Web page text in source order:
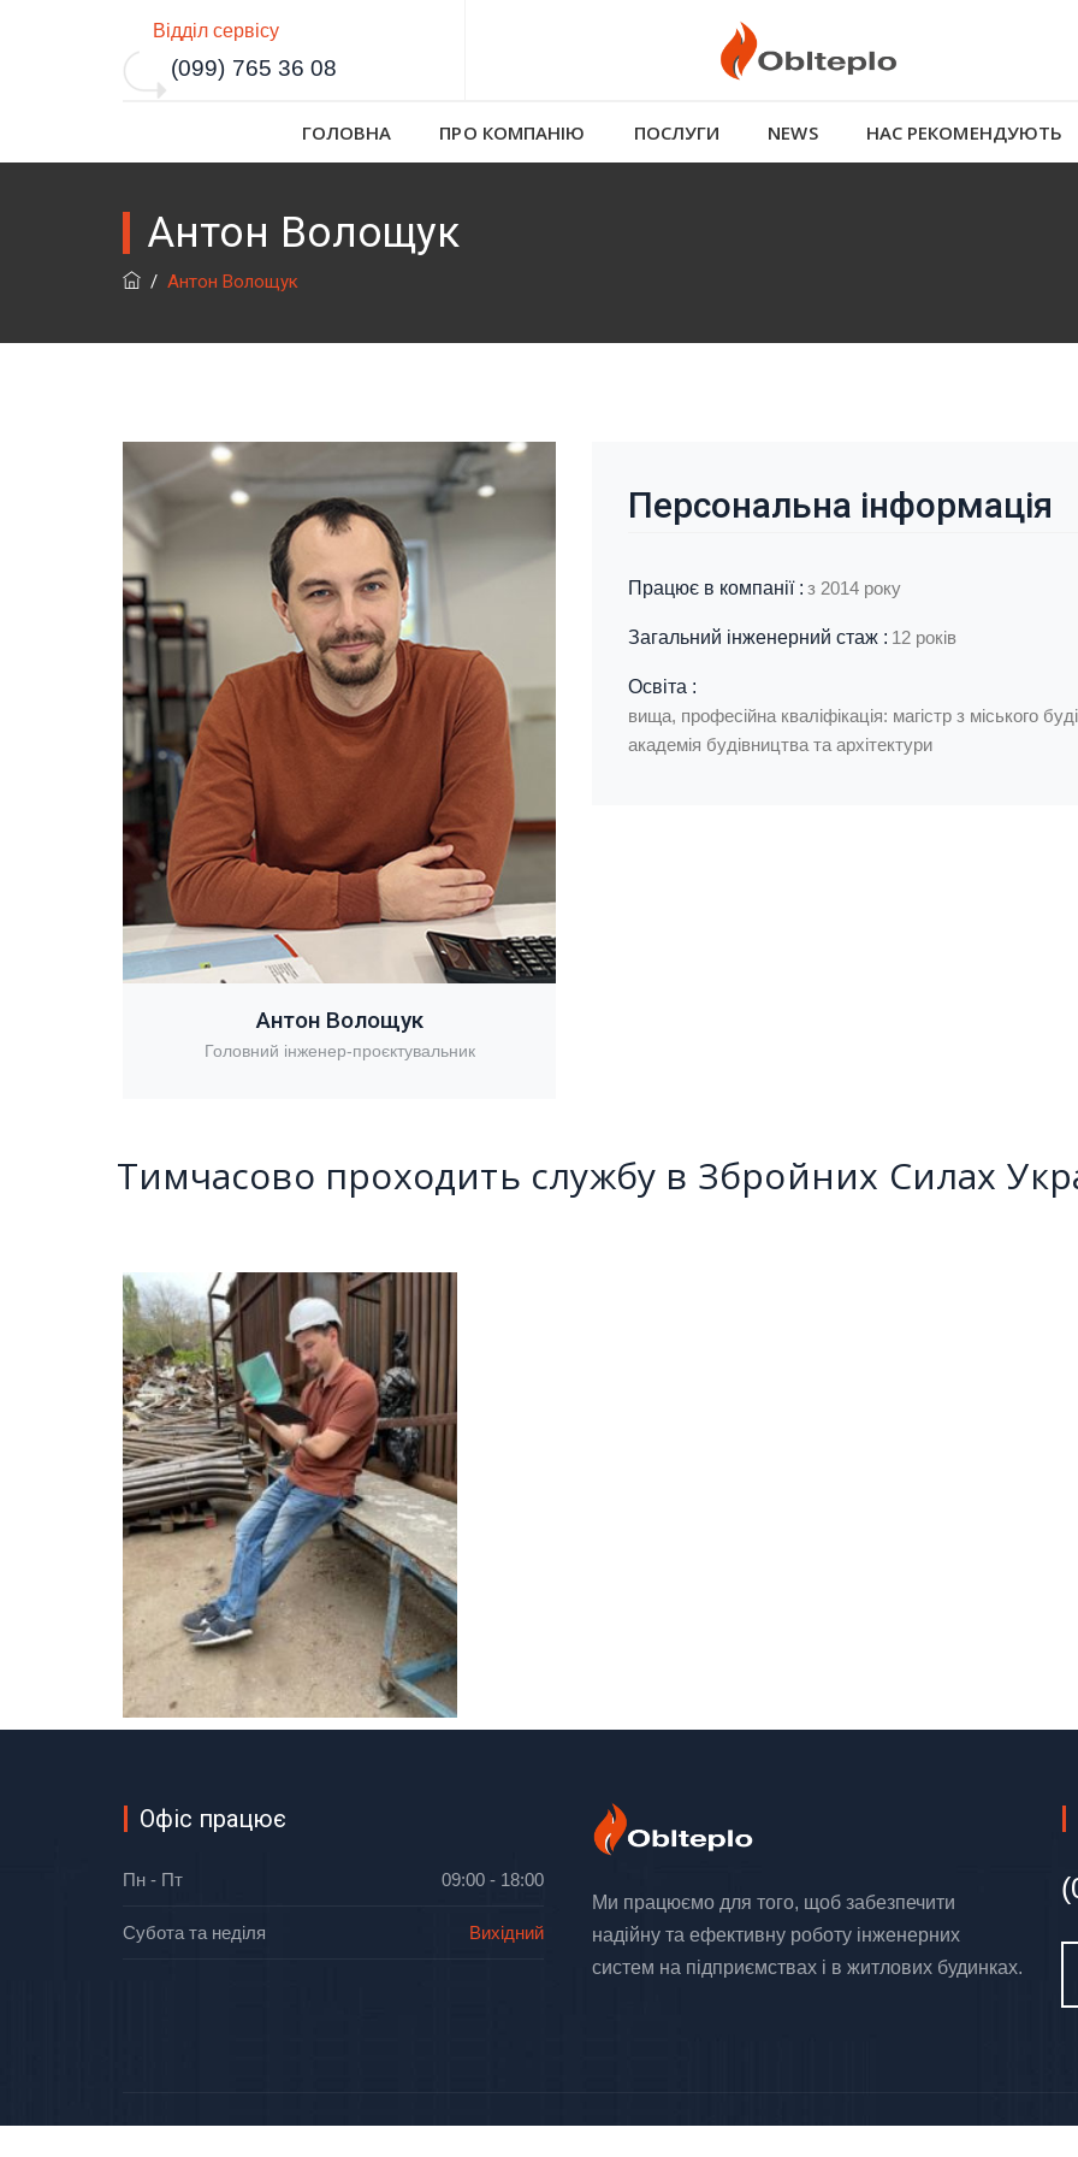
Відділ сервісу
(099) 765 36 08
ГОЛОВНА ПРО КОМПАНІЮ ПОСЛУГИ NEWS НАС РЕКОМЕНДУЮТЬ
Антон Волощук
/Антон Волощук
Антон Волощук
Головний інженер-проєктувальник
Персональна інформація
Працює в компанії : з 2014 року
Загальний інженерний стаж : 12 років
Освіта :
вища, професійна кваліфікація: магістр з міського
академія будівництва та архітектури
Тимчасово проходить службу в Збройних Силах
Офіс працює
Пн - Пт 09:00 - 18:00
Субота та неділя Вихідний
Ми працюємо для того, щоб забезпечити
надійну та ефективну роботу інженерних
систем на підприємствах і в житлових будинках.